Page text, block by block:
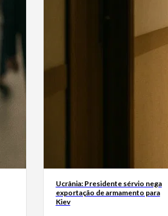
Ucrânia: Presidente sérvio nega
exportação de armamento para
Kiev